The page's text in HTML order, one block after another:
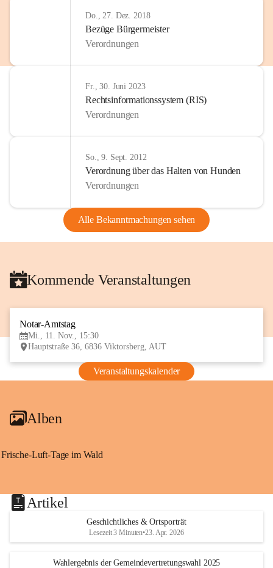
Do., 27. Dez. 2018
Bezüge Bürgermeister
Verordnungen
Fr., 30. Juni 2023
Rechtsinformationssystem (RIS)
Verordnungen
So., 9. Sept. 2012
Verordnung über das Halten von Hunden
Verordnungen
Alle Bekanntmachungen sehen
Kommende Veranstaltungen
Notar-Amtstag
Mi., 11. Nov., 15:30
Hauptstraße 36, 6836 Viktorsberg, AUT
Veranstaltungskalender
Alben
Frische-Luft-Tage im Wald
Artikel
Geschichtliches & Ortsporträt
Lesezeit 3 Minuten•23. Apr. 2026
Wahlergebnis der Gemeindevertretungswahl 2025